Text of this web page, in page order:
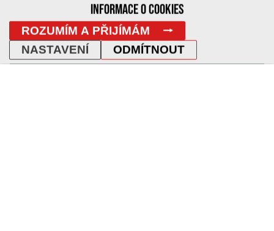
Tvorba webu / Grafika / CMS
INFORMACE O COOKIES
ROZUMÍM A PŘIJÍMÁM
ODMÍTNOUT
NASTAVENÍ